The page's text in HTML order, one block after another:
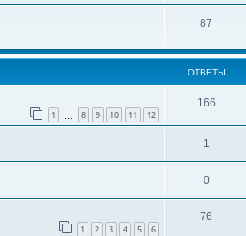
87
ОТВЕТЫ
1 8 9 10 11 12
166
1
0
1 2 3 4 5 6
76